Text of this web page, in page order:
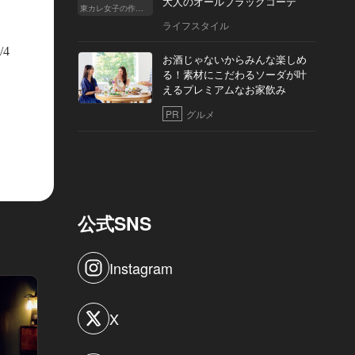
4
東カレ女子の作り方
ライフスタイル
お酒じゃないからみんな楽しめ
る！素材にこだわるソーダが叶
えるプレミアムなお家飲み
PR グルメ
公式SNS
Instagram
X